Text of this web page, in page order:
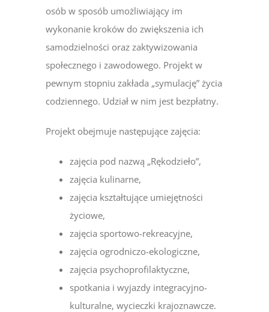
osób w sposób umożliwiający im
wykonanie kroków do zwiększenia ich
samodzielności oraz zaktywizowania
społecznego i zawodowego. Projekt w
pewnym stopniu zakłada „symulację” życia
codziennego. Udział w nim jest bezpłatny.
Projekt obejmuje następujące zajęcia:
zajęcia pod nazwą „Rękodzieło”,
zajęcia kulinarne,
zajęcia kształtujące umiejętności
życiowe,
zajęcia sportowo-rekreacyjne,
zajęcia ogrodniczo-ekologiczne,
zajęcia psychoprofilaktyczne,
spotkania i wyjazdy integracyjno-
kulturalne, wycieczki krajoznawcze.